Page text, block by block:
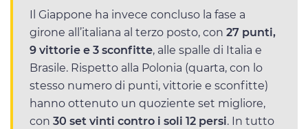
Il Giappone ha invece concluso la fase a
girone all’italiana al terzo posto, con 27 punti,
9 vittorie e 3 sconfitte, alle spalle di Italia e
Brasile. Rispetto alla Polonia (quarta, con lo
stesso numero di punti, vittorie e sconfitte)
hanno ottenuto un quoziente set migliore,
con 30 set vinti contro i soli 12 persi. In tutto